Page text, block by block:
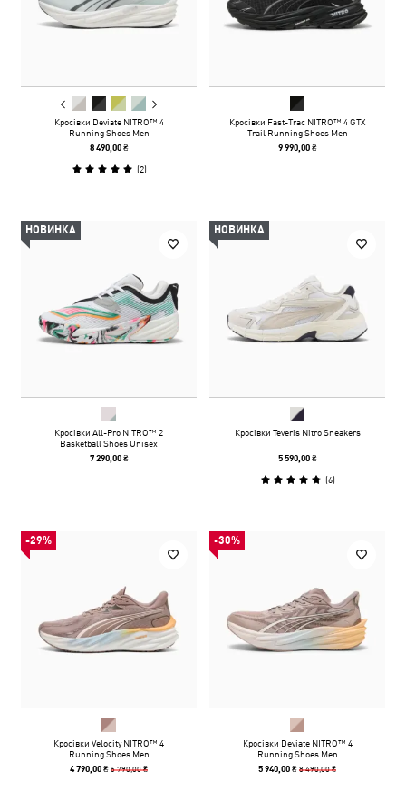
Кросівки Deviate NITRO™ 4
Running Shoes Men
8 490,00 ₴
(2)
Кросівки Fast-Trac NITRO™ 4 GTX
Trail Running Shoes Men
9 990,00 ₴
НОВИНКА
Кросівки All-Pro NITRO™ 2
Basketball Shoes Unisex
7 290,00 ₴
НОВИНКА
Кросівки Teveris Nitro Sneakers
5 590,00 ₴
(6)
-29%
Кросівки Velocity NITRO™ 4
Running Shoes Men
4 790,00 ₴6 790,00 ₴
-30%
Кросівки Deviate NITRO™ 4
Running Shoes Men
5 940,00 ₴8 490,00 ₴